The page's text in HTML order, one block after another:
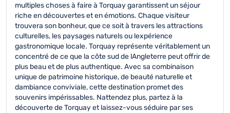
multiples choses à faire à Torquay garantissent un séjour
riche en découvertes et en émotions. Chaque visiteur
trouvera son bonheur, que ce soit à travers les attractions
culturelles, les paysages naturels ou lexpérience
gastronomique locale. Torquay représente véritablement un
concentré de ce que la côte sud de lAngleterre peut offrir de
plus beau et de plus authentique. Avec sa combinaison
unique de patrimoine historique, de beauté naturelle et
dambiance conviviale, cette destination promet des
souvenirs impérissables. Nattendez plus, partez à la
découverte de Torquay et laissez-vous séduire par ses